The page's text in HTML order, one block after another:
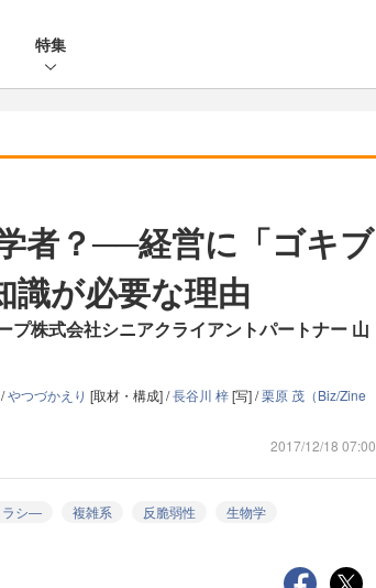
特集
者？──経営に「ゴキブ
識が必要な理由
プ株式会社シニアクライアントパートナー 山
やつづかえり [取材・構成] /長谷川 梓[写] /栗原 茂（Biz/Zine
2017/12/18 07:00
ラシ― 複雑系 反脆弱性
生物学